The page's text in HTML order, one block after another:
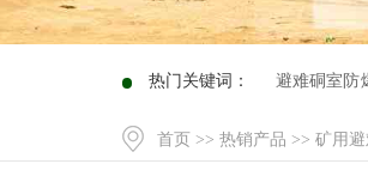
热门关键词： 避难硐室防
首页 >>热销产品 >> 矿用